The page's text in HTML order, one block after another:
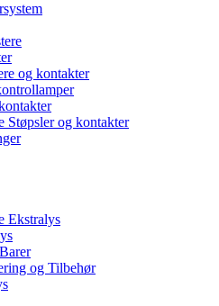
og kontakter
Støpsler og kontakter
Ekstralys
og Tilbehør